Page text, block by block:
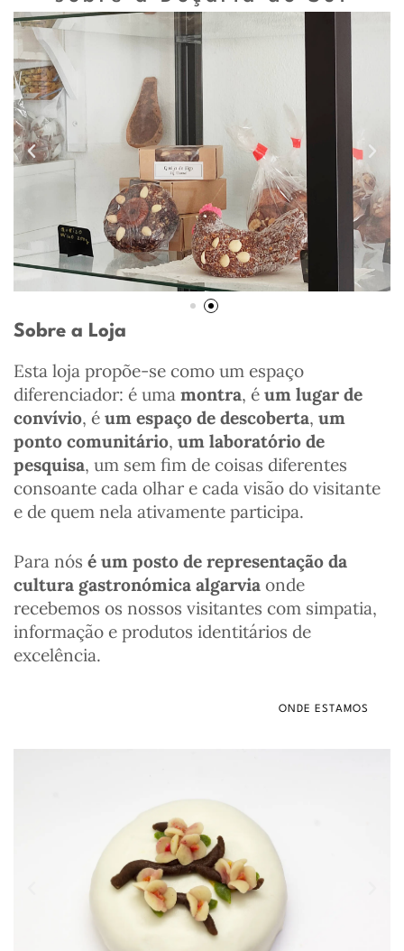
Sobre a Loja
Esta loja propõe-se como um espaço
diferenciador: é uma montra, é um lugar de
convívio, é um espaço de descoberta, um
ponto comunitário, um laboratório de
pesquisa, um sem fim de coisas diferentes
consoante cada olhar e cada visão do visitante
e de quem nela ativamente participa.
Para nós é um posto de representação da
cultura gastronómica algarvia onde
recebemos os nossos visitantes com simpatia,
informação e produtos identitários de
excelência.
ONDE ESTAMOS